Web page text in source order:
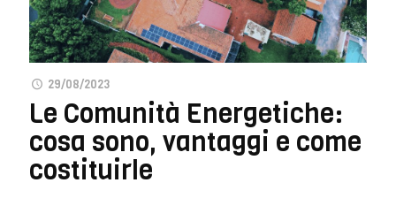
29/08/2023
Le Comunità Energetiche:
cosa sono, vantaggi e come
costituirle